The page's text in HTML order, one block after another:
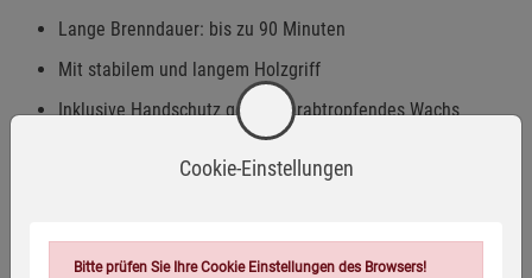
Lange Brenndauer: bis zu 90 Minuten
Mit stabilem und langem Holzgriff
Inklusive Handschutz gegen herabtropfendes Wachs
Cookie-Einstellungen
Bitte prüfen Sie Ihre Cookie Einstellungen des Browsers!